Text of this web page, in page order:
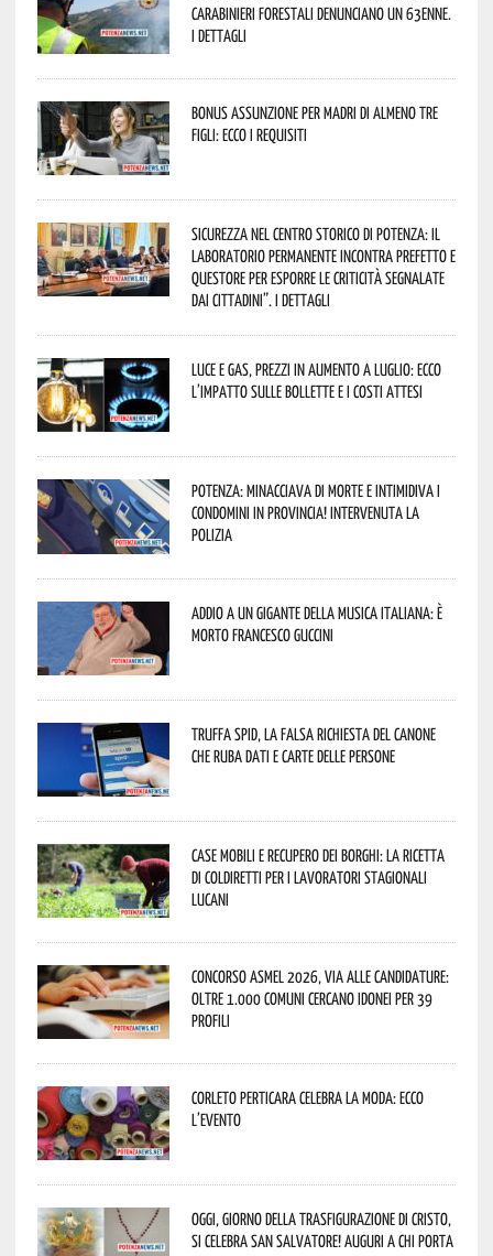
Carabinieri forestali denunciano un 63enne.
I dettagli
Bonus assunzione per madri di almeno tre
figli: ecco i requisiti
Sicurezza nel Centro Storico di Potenza: il
Laboratorio Permanente incontra Prefetto e
Questore per esporre le criticità segnalate
dai cittadini”. I dettagli
Luce e gas, prezzi in aumento a luglio: ecco
l’impatto sulle bollette e i costi attesi
Potenza: minacciava di morte e intimidiva i
condomini in provincia! Intervenuta la
Polizia
Addio a un gigante della musica italiana: è
morto Francesco Guccini
Truffa Spid, la falsa richiesta del canone
che ruba dati e carte delle persone
Case mobili e recupero dei borghi: la ricetta
di Coldiretti per i lavoratori stagionali
lucani
Concorso Asmel 2026, via alle candidature:
oltre 1.000 Comuni cercano idonei per 39
profili
Corleto Perticara celebra la moda: ecco
l’evento
Oggi, giorno della Trasfigurazione di Cristo,
si celebra San Salvatore! Auguri a chi porta